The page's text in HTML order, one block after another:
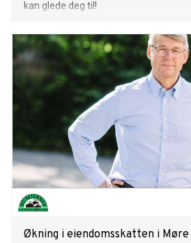
kan glede deg til!
Økning i eiendomsskatten i Møre